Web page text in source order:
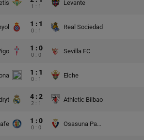
1 : 1
Levante
1 : 1
0 : 1
Real Sociedad
1 : 0
0 : 0
Sevilla FC
1 : 1
0 : 1
Elche
4 : 2
2 : 1
Athletic Bilbao
1 : 0
0 : 0
Osasuna Pampeluna